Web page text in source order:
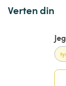
Verten din